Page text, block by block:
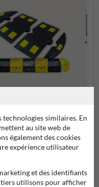
des routes
technologies similaires. En
au site web de
également des cookies
expérience utilisateur
et des identifiants
utilisons pour afficher